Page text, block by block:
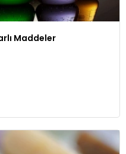
Maddeler